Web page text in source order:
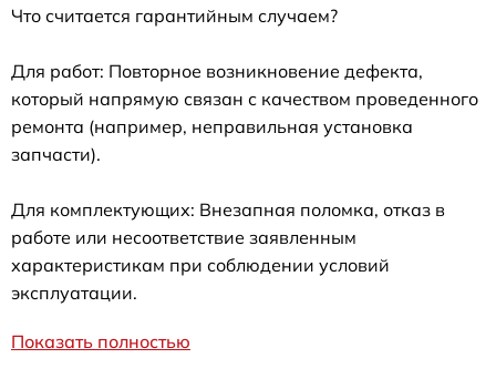
Что считается гарантийным случаем?
Для работ: Повторное возникновение дефекта,
который напрямую связан с качеством проведенного
ремонта (например, неправильная установка
запчасти).
Для комплектующих: Внезапная поломка, отказ в
работе или несоответствие заявленным
характеристикам при соблюдении условий
эксплуатации.
Показать полностью